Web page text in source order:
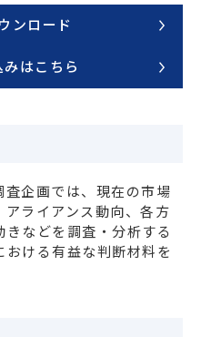
ンロード
はこちら
企画では、現在の市場
ライアンス動向、各方
などを調査・分析する
ける有益な判断材料を